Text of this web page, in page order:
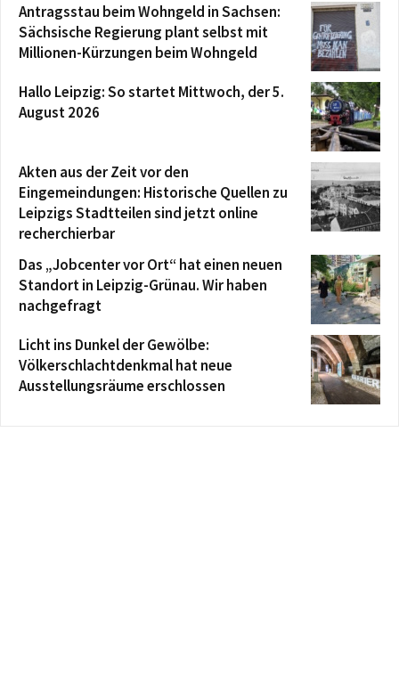
Antragsstau beim Wohngeld in Sachsen:
Sächsische Regierung plant selbst mit
Millionen-Kürzungen beim Wohngeld
Hallo Leipzig: So startet Mittwoch, der 5.
August 2026
Akten aus der Zeit vor den
Eingemeindungen: Historische Quellen zu
Leipzigs Stadtteilen sind jetzt online
recherchierbar
Das „Jobcenter vor Ort“ hat einen neuen
Standort in Leipzig-Grünau. Wir haben
nachgefragt
Licht ins Dunkel der Gewölbe:
Völkerschlachtdenkmal hat neue
Ausstellungsräume erschlossen